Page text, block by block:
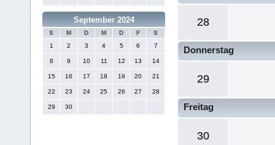
September 2024
S M D M D F
S
1
2 3 4 5 6 7
8 9 10 11 12 13 14
15 16 17 18 19 20 21
22 23 24 25 26 27 28
29 30
28
Donnerstag
29
Freitag
30